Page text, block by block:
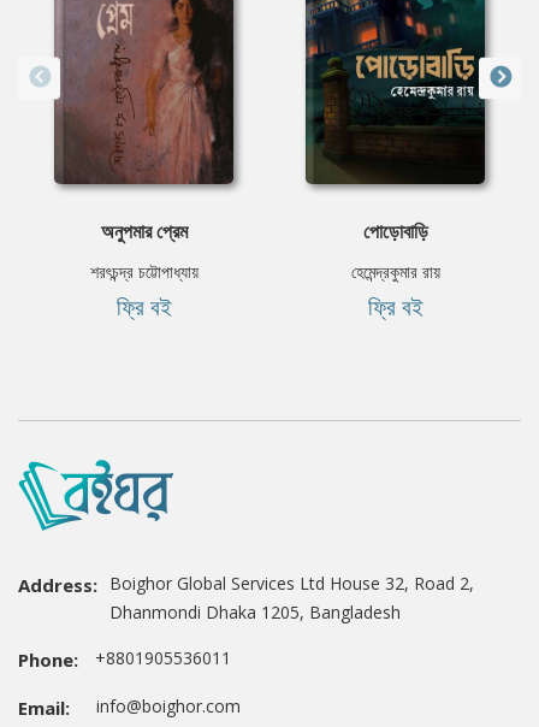
অনুপমার প্রেম
শরৎচন্দ্র চট্টোপাধ্যায়
ফ্রি বই
পোড়োবাড়ি
হেমেন্দ্রকুমার রায়
ফ্রি বই
Address: Boighor Global Services Ltd House 32, Road 2,
Dhanmondi Dhaka 1205, Bangladesh
Phone: +8801905536011
Email: info@boighor.com